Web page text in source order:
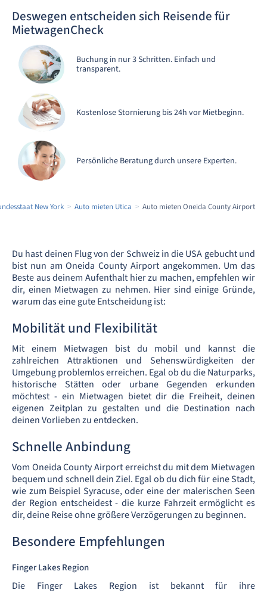
Deswegen entscheiden sich Reisende für
MietwagenCheck
Buchung in nur 3 Schritten. Einfach und
transparent.
Kostenlose Stornierung bis 24h vor Mietbeginn.
Persönliche Beratung durch unsere Experten.
New York Auto mieten Utica Auto mieten Oneida County Airport
Du hast deinen Flug von der Schweiz in die USA gebucht und
bist nun am Oneida County Airport angekommen. Um das
Beste aus deinem Aufenthalt hier zu machen, empfehlen wir
dir, einen Mietwagen zu nehmen. Hier sind einige Gründe,
warum das eine gute Entscheidung ist:
Mobilität und Flexibilität
Mit einem Mietwagen bist du mobil und kannst die
zahlreichen Attraktionen und Sehenswürdigkeiten der
Umgebung problemlos erreichen. Egal ob du die Naturparks,
historische Stätten oder urbane Gegenden erkunden
möchtest - ein Mietwagen bietet dir die Freiheit, deinen
eigenen Zeitplan zu gestalten und die Destination nach
deinen Vorlieben zu entdecken.
Schnelle Anbindung
Vom Oneida County Airport erreichst du mit dem Mietwagen
bequem und schnell dein Ziel. Egal ob du dich für eine Stadt,
wie zum Beispiel Syracuse, oder eine der malerischen Seen
der Region entscheidest - die kurze Fahrzeit ermöglicht es
dir, deine Reise ohne größere Verzögerungen zu beginnen.
Besondere Empfehlungen
Finger Lakes Region
Die Finger Lakes Region ist bekannt für ihre